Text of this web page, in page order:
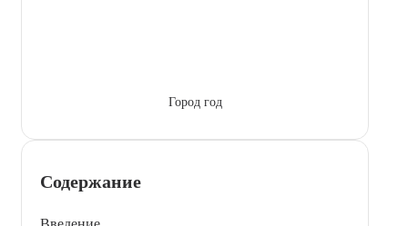
Город год
Содержание